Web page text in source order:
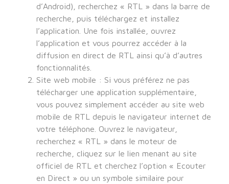
d’Android), recherchez « RTL » dans la barre de
recherche, puis téléchargez et installez
l’application. Une fois installée, ouvrez
l’application et vous pourrez accéder à la
diffusion en direct de RTL ainsi qu’à d’autres
fonctionnalités.
Site web mobile : Si vous préférez ne pas
télécharger une application supplémentaire,
vous pouvez simplement accéder au site web
mobile de RTL depuis le navigateur internet de
votre téléphone. Ouvrez le navigateur,
recherchez « RTL » dans le moteur de
recherche, cliquez sur le lien menant au site
officiel de RTL et cherchez l’option « Ecouter
en Direct » ou un symbole similaire pour